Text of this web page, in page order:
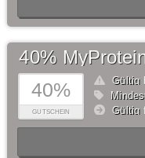
40%
GUTSCHEIN
40%
Gültig
Gültig